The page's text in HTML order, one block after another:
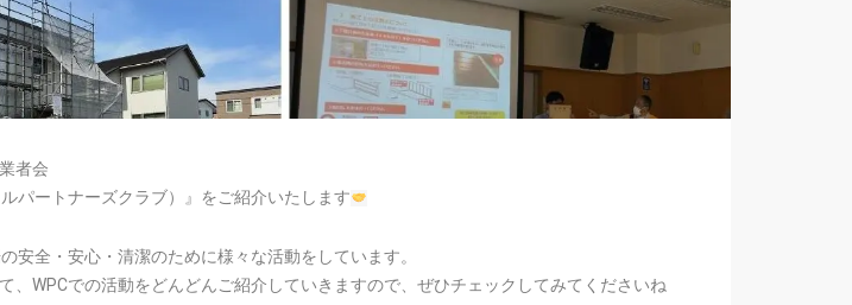
者会
ルパートナーズクラブ）』をご紹介いたします
安全・安心・清潔のために様々な活動をしています。
、WPCでの活動をどんどんご紹介していきますので、ぜひチェックしてみてくださいね